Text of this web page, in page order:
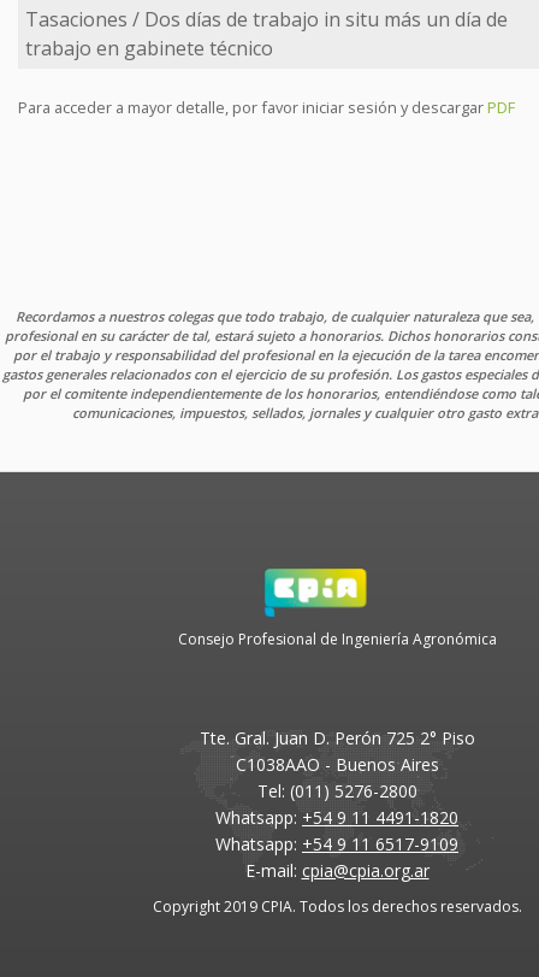
Tasaciones / Dos días de trabajo in situ más un día de
trabajo en gabinete técnico
Para acceder a mayor detalle, por favor iniciar sesión y descargarPDF
Recordamos a nuestros colegas que todo trabajo, de cualquier naturaleza que
profesional en su carácter de tal, estará sujeto a honorarios. Dichos honorarios
por el trabajo y responsabilidad del profesional en la ejecución de la tarea
gastos generales relacionados con el ejercicio de su profesión. Los gastos especiales
por el comitente independientemente de los honorarios, entendiéndose como
comunicaciones, impuestos, sellados, jornales y cualquier otro gasto
Consejo Profesional de Ingeniería Agronómica
Tte. Gral. Juan D. Perón 725 2° Piso
C1038AAO - Buenos Aires
Tel: (011) 5276-2800
Whatsapp: +54 9 11 4491-1820
Whatsapp: +54 9 11 6517-9109
E-mail: cpia@cpia.org.ar
Copyright 2019 CPIA. Todos los derechos reservados.